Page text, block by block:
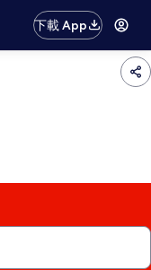
下載 App